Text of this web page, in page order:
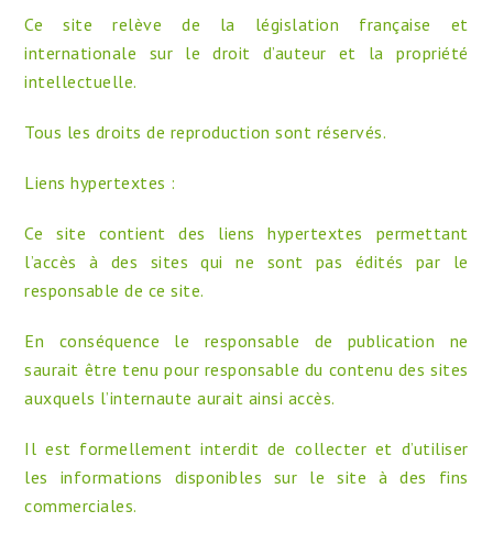
Ce site relève de la législation française et
internationale sur le droit d’auteur et la propriété
intellectuelle.
Tous les droits de reproduction sont réservés.
Liens hypertextes :
Ce site contient des liens hypertextes permettant
l’accès à des sites qui ne sont pas édités par le
responsable de ce site.
En conséquence le responsable de publication ne
saurait être tenu pour responsable du contenu des sites
auxquels l’internaute aurait ainsi accès.
Il est formellement interdit de collecter et d’utiliser
les informations disponibles sur le site à des fins
commerciales.